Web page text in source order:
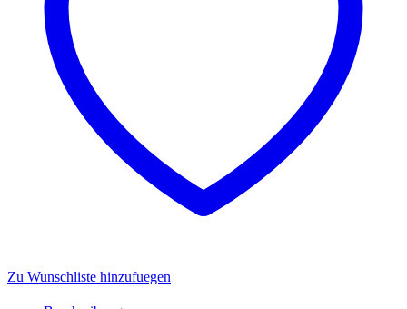
Zu Wunschliste hinzufuegen